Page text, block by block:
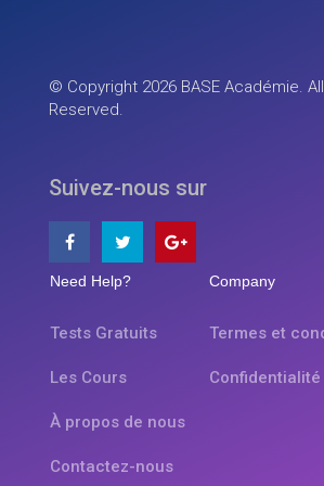
© Copyright 2026 BASE Académie.
Reserved.
Suivez-nous sur
Need Help?
Tests Gratuits
Les Cours
À propos de nous
Contactez-nous
Company
Termes et